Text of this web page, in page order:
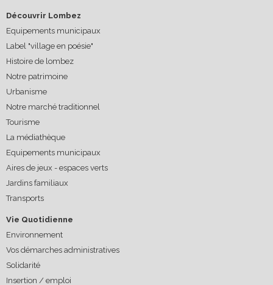
Découvrir Lombez
Equipements municipaux
Label "village en poésie"
Histoire de lombez
Notre patrimoine
Urbanisme
Notre marché traditionnel
Tourisme
La médiathèque
Equipements municipaux
Aires de jeux - espaces verts
Jardins familiaux
Transports
Vie Quotidienne
Environnement
Vos démarches administratives
Solidarité
Insertion / emploi